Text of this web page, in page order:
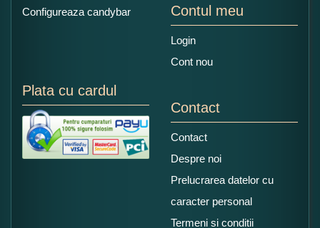
Configureaza candybar Contul meu
Login
Cont nou
Plata cu cardul
Contact
Contact
Despre noi
Prelucrarea datelor cu
caracter personal
Termeni si conditii